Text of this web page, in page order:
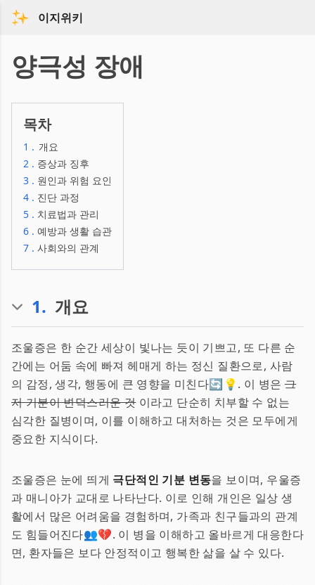
이지위키
양극성 장애
목차
1 . 개요
2 . 증상과 징후
3 . 원인과 위험 요인
4 . 진단 과정
5 . 치료법과 관리
6 . 예방과 생활 습관
7 . 사회와의 관계
1. 개요
조울증은 한 순간 세상이 빛나는 듯이 기쁘고, 또 다른 순
간에는 어둠 속에 빠져 헤매게 하는 정신 질환으로, 사람
의 감정, 생각, 행동에 큰 영향을 미친다🔄💡. 이 병은그
저 기분이 변덕스러운 것이라고 단순히 치부할 수 없는
심각한 질병이며, 이를 이해하고 대처하는 것은 모두에게
중요한 지식이다.
조울증은 눈에 띄게 극단적인 기분 변동을 보이며, 우울증
과 매니아가 교대로 나타난다. 이로 인해 개인은 일상 생
활에서 많은 어려움을 경험하며, 가족과 친구들과의 관계
도 힘들어진다👥💔. 이 병을 이해하고 올바르게 대응한다
면, 환자들은 보다 안정적이고 행복한 삶을 살 수 있다.